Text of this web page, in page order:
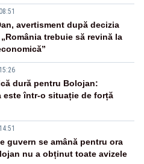
avertisment după decizia
„România trebuie să revină la
dură pentru Bolojan:
este într-o situație de forță
guvern se amână pentru ora
nu a obținut toate avizele